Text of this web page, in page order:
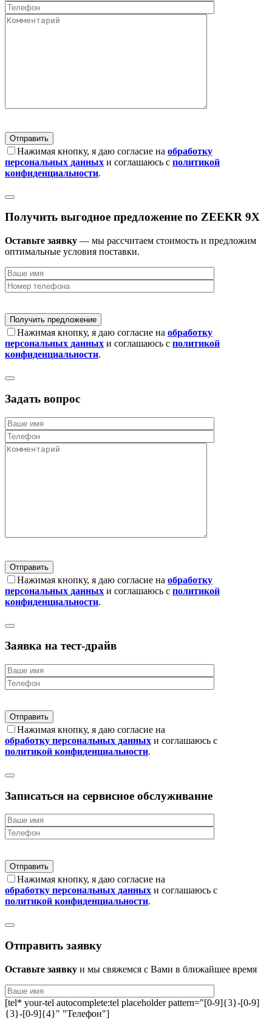
Нажимая кнопку, я даю согласие на обработку
персональных данных и соглашаюсь с политикой
конфиденциальности.
Получить выгодное предложение по ZEEKR 9X
Оставьте заявку — мы рассчитаем стоимость и предложим
оптимальные условия поставки.
Нажимая кнопку, я даю согласие на обработку
персональных данных и соглашаюсь с политикой
конфиденциальности.
Задать вопрос
Нажимая кнопку, я даю согласие на обработку
персональных данных и соглашаюсь с политикой
конфиденциальности.
Заявка на тест-драйв
Нажимая кнопку, я даю согласие на
обработку персональных данных и соглашаюсь с
политикой конфиденциальности.
Записаться на сервисное обслуживание
Нажимая кнопку, я даю согласие на
обработку персональных данных и соглашаюсь с
политикой конфиденциальности.
Отправить заявку
Оставьте заявку и мы свяжемся с Вами в ближайшее время
[tel* your-tel autocomplete:tel placeholder pattern="[0-9]{3}-[0-9]
{3}-[0-9]{4}" "Телефон"]